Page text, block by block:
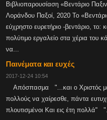
Βιβλιοπαρουσίαση «Βεντάριο
Λοράνδου Παξοί, 2020 Το
εύχρηστο ευρετήριο -βεντάριο, το:
πολύτιμο εργαλείο στα χέρια του
να...
Παινέματα και ευχές
2017-12-24 10:54
Απόσπασμα "...και ο Χριστός
πολλούς να χαίρεσθε, πάντα
πλουτισμένοι Και εις έτη